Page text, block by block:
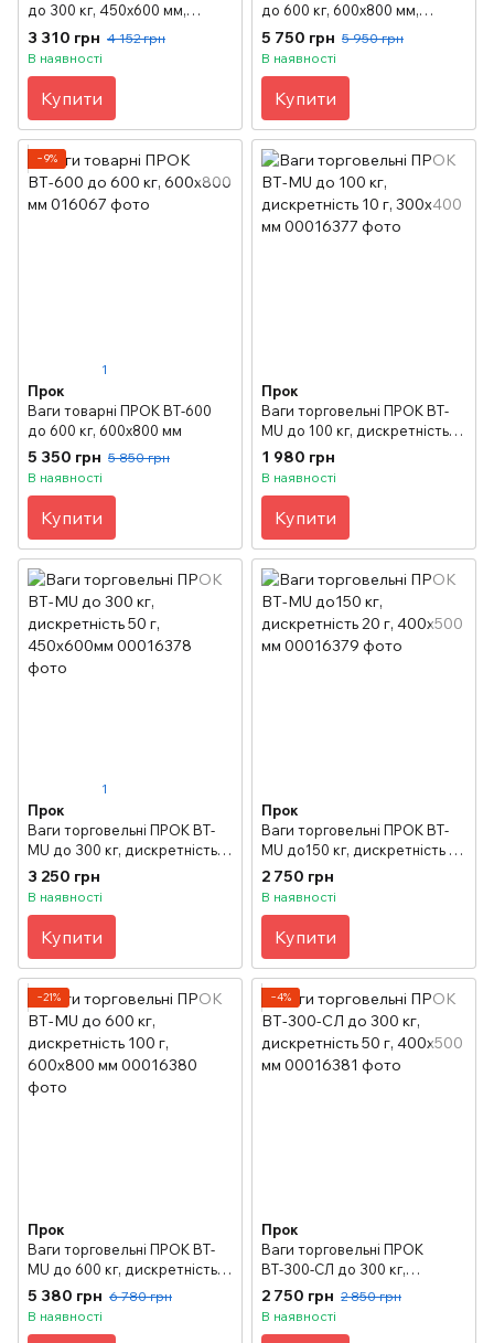
до 300 кг, 450х600 мм,
посилені
3 310 грн 4 152 грн
В наявності
Купити
до 600 кг, 600х800 мм,
посилені
5 750 грн 5 950 грн
В наявності
Купити
−9%
1
Прок
Ваги товарні ПРОК ВТ-600
до 600 кг, 600х800 мм
5 350 грн 5 850 грн
В наявності
Купити
Прок
Ваги торговельні ПРОК ВТ-
MU до 100 кг, дискретність
10 г, 300х400 мм
1 980 грн
В наявності
Купити
1
Прок
Ваги торговельні ПРОК ВТ-
MU до 300 кг, дискретність
50 г, 450х600мм
3 250 грн
В наявності
Купити
Прок
Ваги торговельні ПРОК ВТ-
MU до150 кг, дискретність 20
г, 400х500 мм
2 750 грн
В наявності
Купити
−21%
Прок
Ваги торговельні ПРОК ВТ-
MU до 600 кг, дискретність
100 г, 600х800 мм
5 380 грн 6 780 грн
В наявності
−4%
Прок
Ваги торговельні ПРОК
ВТ-300-СЛ до 300 кг,
дискретність 50 г, 400х500
мм
2 750 грн 2 850 грн
В наявності